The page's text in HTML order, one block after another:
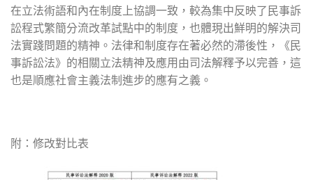
在立法術語和內在制度上協調一致，較為集中反映了民事訴
訟程式繁簡分流改革試點中的制度，也體現出鮮明的解決司
法實踐問題的精神。法律和制度存在著必然的滯後性，《民
事訴訟法》的相關立法精神及應用由司法解釋予以完善，這
也是順應社會主義法制進步的應有之義。
附：修改對比表